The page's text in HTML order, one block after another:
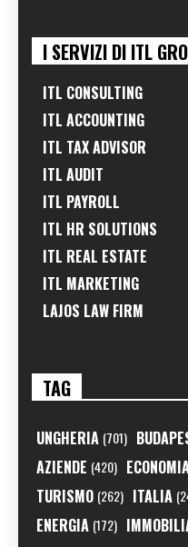
I SERVIZI DI ITL
ITL CONSULTING
ITL ACCOUNTING
ITL TAX ADVISOR
ITL AUDIT
ITL PAYROLL
ITL HR SOLUTIONS
ITL REAL ESTATE
ITL MARKETING
LAJOS LAW FIRM
TAG
UNGHERIA (701)
AZIENDE (420)
TURISMO (262) ITALIA
ENERGIA (172)